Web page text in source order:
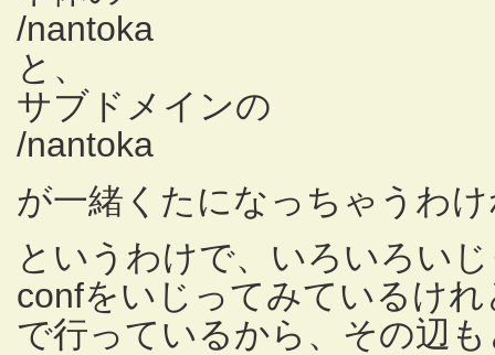
/nantoka
と、
サブドメインの
/nantoka
が一緒くたになっちゃうわ
というわけで、いろいろい
confをいじってみているけ
で行っているから、その辺